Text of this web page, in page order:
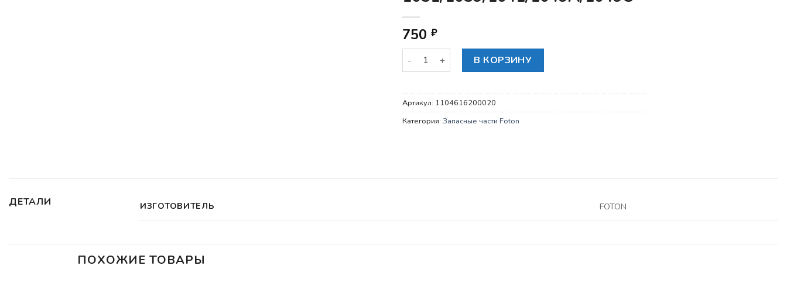
750 ₽
Количество товара Шланг рабочего цилиндра сцепления FOTON 1031/1039/1041/
В КОРЗИНУ
Артикул: 1104616200020
Категория: Запасные части Foton
ДЕТАЛИ ИЗГОТОВИТЕЛЬ FOTON
ПОХОЖИЕ ТОВАРЫ